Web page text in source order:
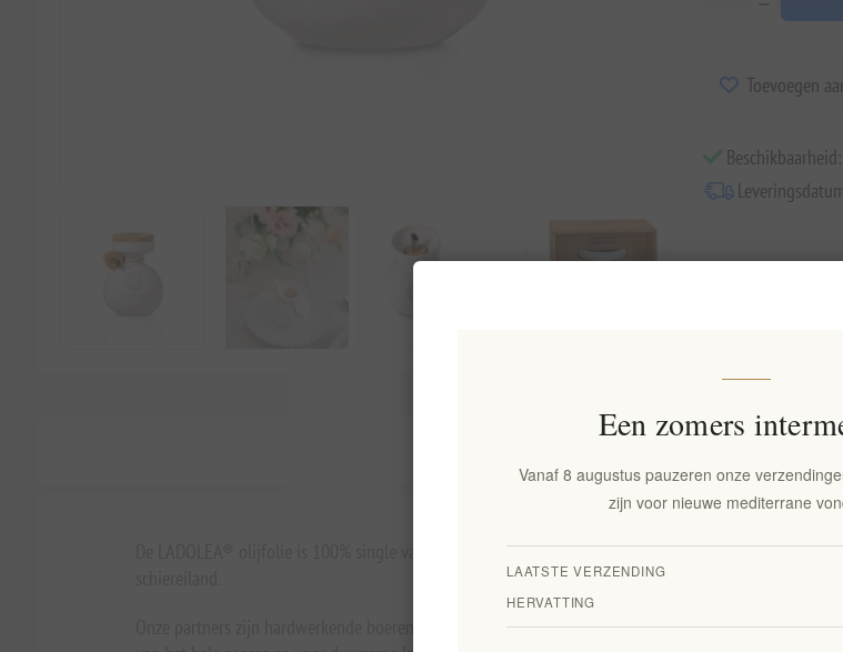
Toevoegen
De LADOLEA® olijfolie is 100% single varietal en elke olie is afkomstig van een andere variëteit
Onze partners zijn hardwerkende boeren, die onze passie voor olijfolie delen. Ze hebben een diep
Een zomers
Vanaf 8 augustus pauzeren onze
zijn voor nieuwe mediterrane
LAATSTE VERZENDING
HERVATTING